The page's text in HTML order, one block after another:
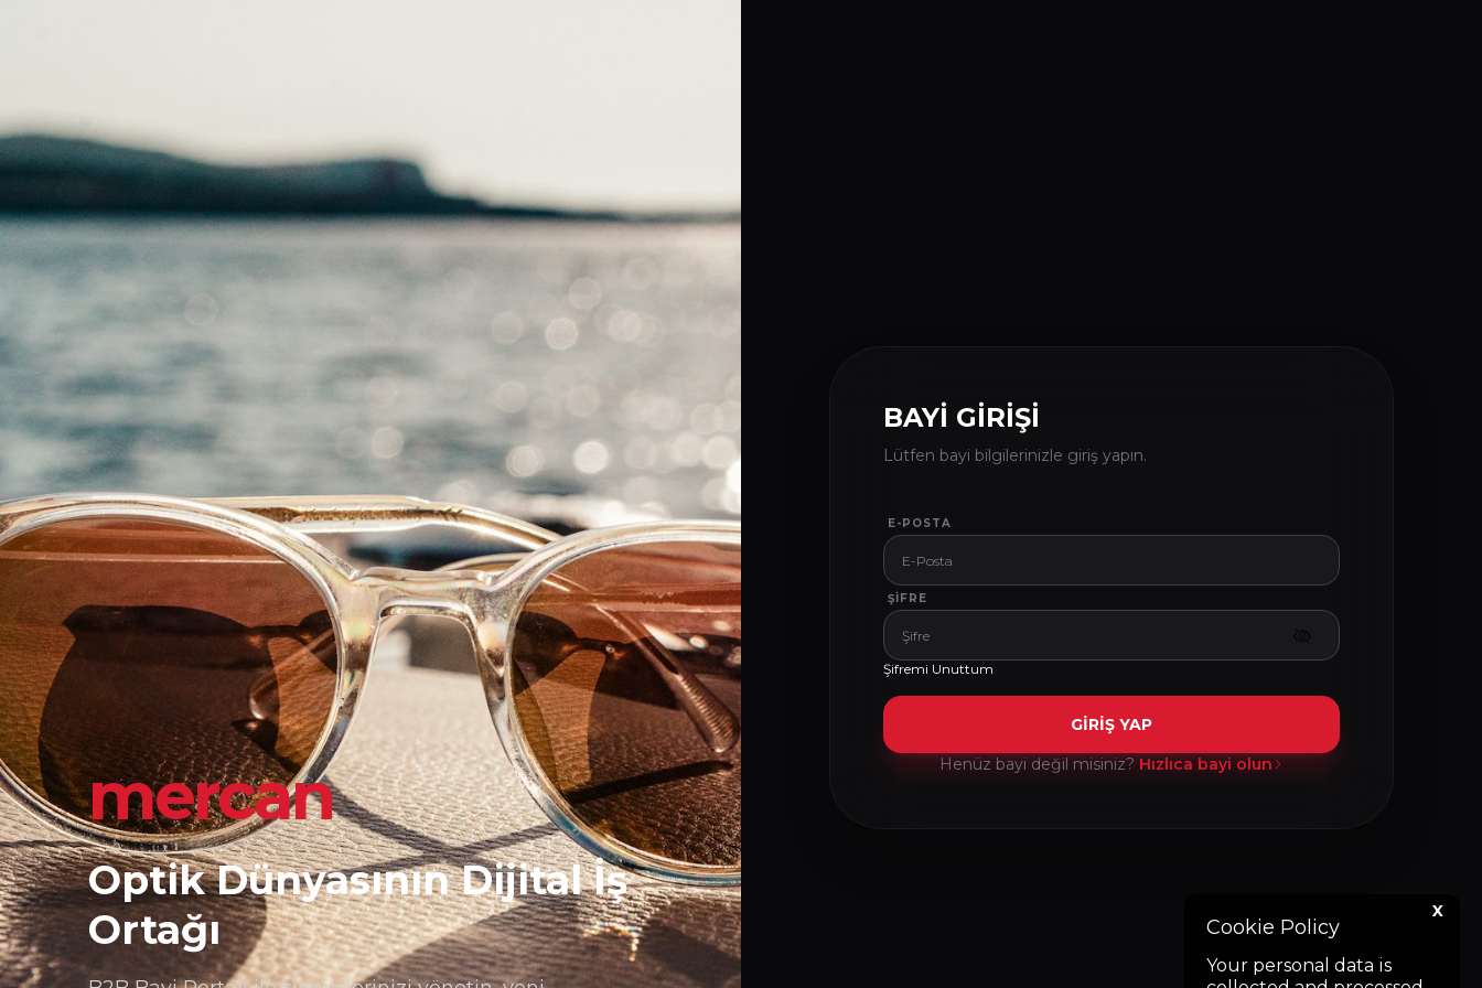
X
Cookie Policy
Your personal data is
mercan
Optik Dünyasının Dijital İş
Ortağı
BAYİ GİRİŞİ
Lütfen bayi bilgilerinizle giriş yapın.
E-POSTA
ŞIFRE
Şifremi Unuttum
GİRİŞ YAP
Henüz bayi değil misiniz?Hızlıca bayi olun